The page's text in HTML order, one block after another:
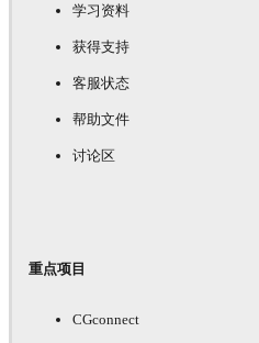
学习资料
获得支持
客服状态
帮助文件
讨论区
重点项目
CGconnect